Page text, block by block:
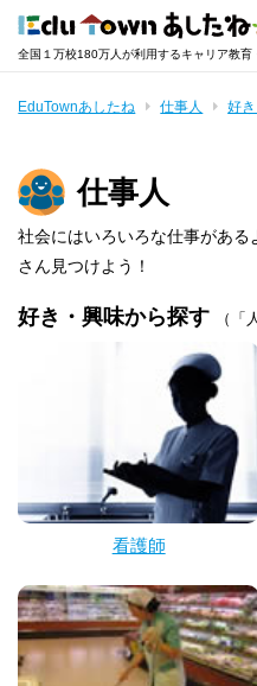
全国１万校180万人が利用するキャリア教育
EduTownあしたね 仕事人 好
仕事人
社会にはいろいろな仕事がある
さん見つけよう！
好き・興味から探す （「
看護師